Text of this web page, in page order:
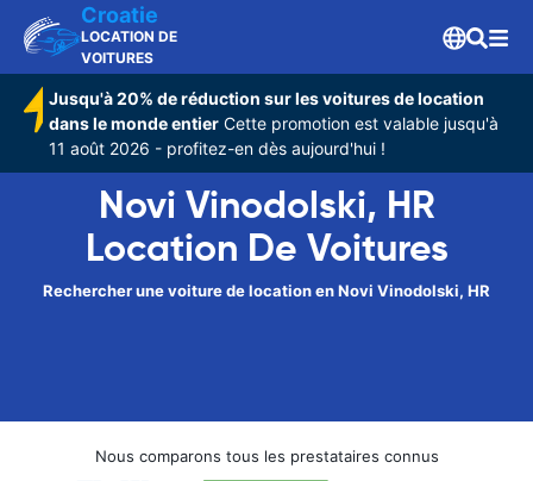
Croatie
LOCATION DE
VOITURES
Jusqu'à 20% de réduction sur les voitures de location
dans le monde entier Cette promotion est valable jusqu'à
11 août 2026 - profitez-en dès aujourd'hui !
Novi Vinodolski, HR
Location De Voitures
Rechercher une voiture de location en Novi Vinodolski, HR
Nous comparons tous les prestataires connus